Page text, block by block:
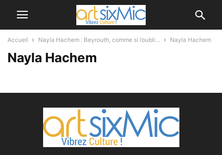
Accueil Nayla Hachem : Beyrouth, comme si l’oubli… Nayla Hachem
Nayla Hachem